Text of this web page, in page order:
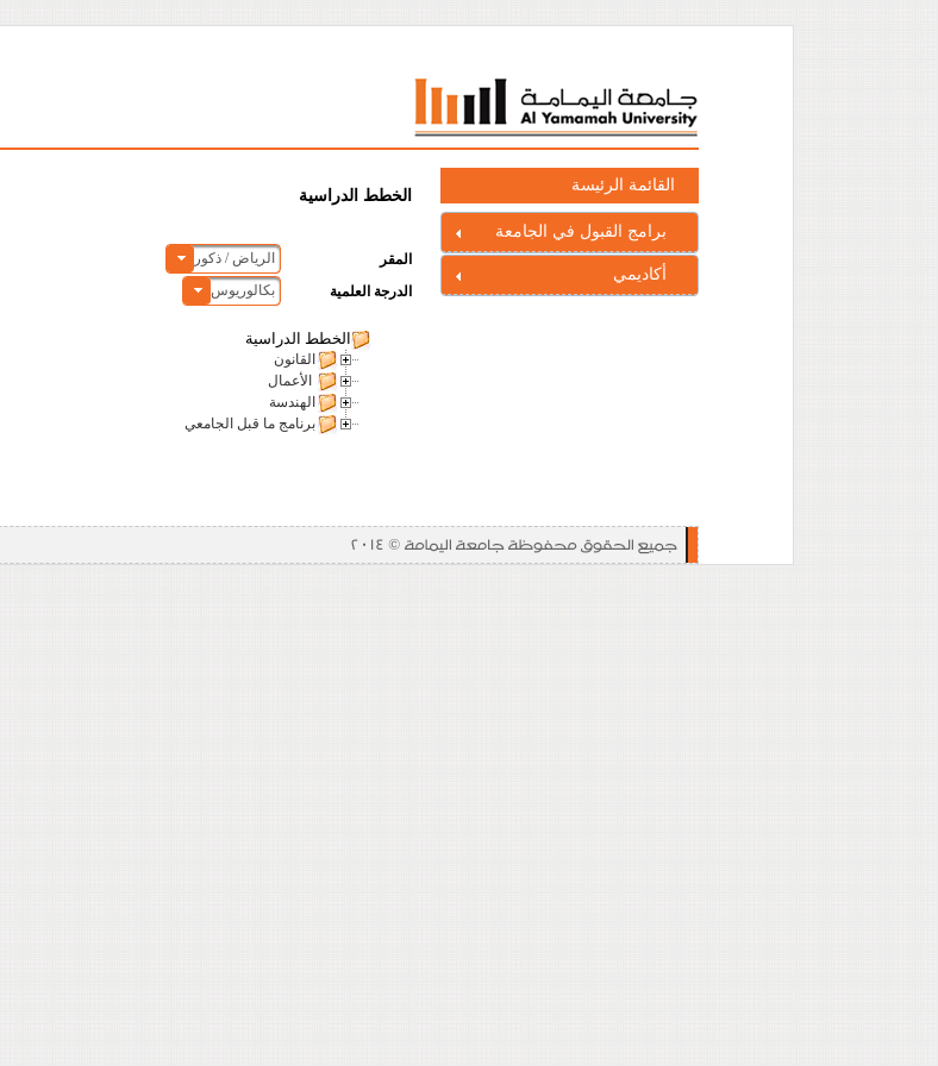
القائمة الرئيسة
برامج القبول في الجامعة
أكاديمي
الخطط الدراسية
المقر
الرياض / ذكور
الدرجة العلمية
بكالوريوس
الخطط الدراسية
القانون
الأعمال
الهندسة
برنامج ما قبل الجامعي